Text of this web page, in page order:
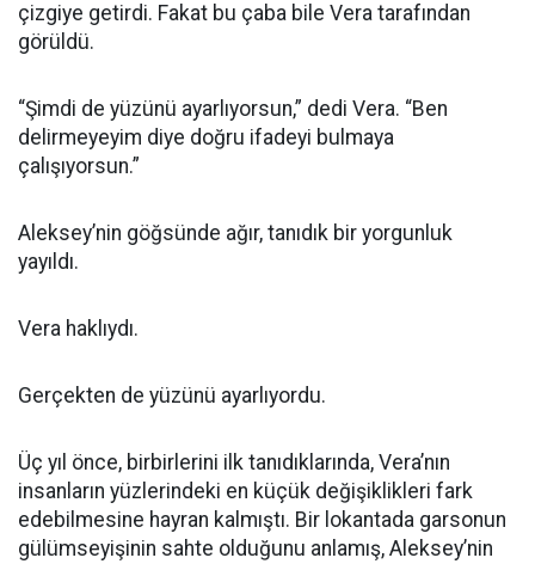
çizgiye getirdi. Fakat bu çaba bile Vera tarafından
görüldü.
“Şimdi de yüzünü ayarlıyorsun,” dedi Vera. “Ben
delirmeyeyim diye doğru ifadeyi bulmaya
çalışıyorsun.”
Aleksey’nin göğsünde ağır, tanıdık bir yorgunluk
yayıldı.
Vera haklıydı.
Gerçekten de yüzünü ayarlıyordu.
Üç yıl önce, birbirlerini ilk tanıdıklarında, Vera’nın
insanların yüzlerindeki en küçük değişiklikleri fark
edebilmesine hayran kalmıştı. Bir lokantada garsonun
gülümseyişinin sahte olduğunu anlamış, Aleksey’nin